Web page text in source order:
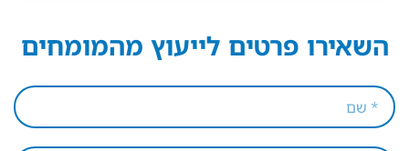
השאירו פרטים לייעוץ מהמומחים